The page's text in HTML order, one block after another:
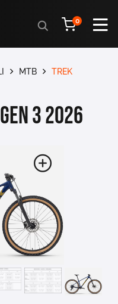
Products
search
0
MTB
TREK
3 2026